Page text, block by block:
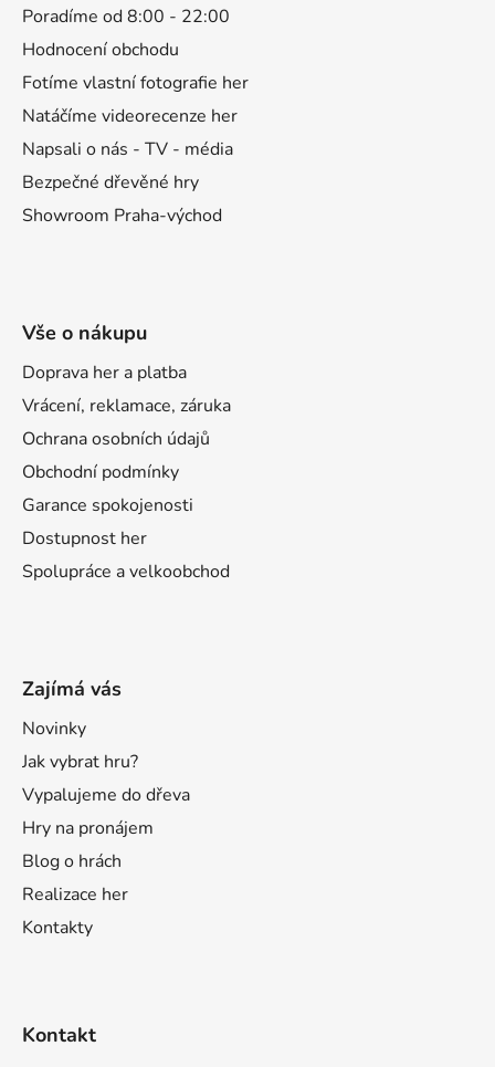
Poradíme od 8:00 - 22:00
Hodnocení obchodu
Fotíme vlastní fotografie her
Natáčíme videorecenze her
Napsali o nás - TV - média
Bezpečné dřevěné hry
Showroom Praha-východ
Vše o nákupu
Doprava her a platba
Vrácení, reklamace, záruka
Ochrana osobních údajů
Obchodní podmínky
Garance spokojenosti
Dostupnost her
Spolupráce a velkoobchod
Zajímá vás
Novinky
Jak vybrat hru?
Vypalujeme do dřeva
Hry na pronájem
Blog o hrách
Realizace her
Kontakty
Kontakt